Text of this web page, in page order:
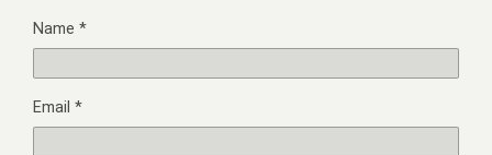
Name *
Email *